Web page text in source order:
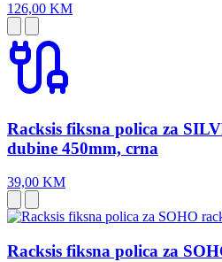
126,00 KM
Racksis fiksna polica za
dubine 450mm, crna
39,00 KM
Racksis fiksna polica za